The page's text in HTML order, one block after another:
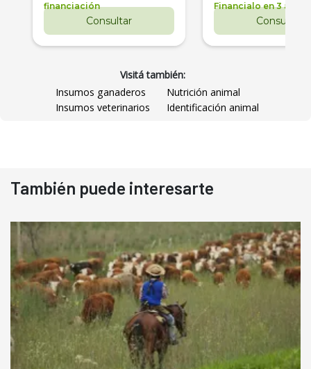
financiación
Consultar
Financialo en 3 años
Consultar
Visitá también:
Insumos ganaderos
Nutrición animal
Insumos veterinarios
Identificación animal
También puede interesarte